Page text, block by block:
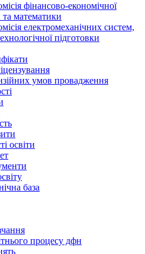
фінансово-економічної
та математики
електромеханічних систем,
підготовки
умов провадження
освіти
база
процесу дфн